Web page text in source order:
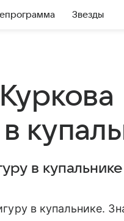
Звезды
в купальнике
в купальнике.